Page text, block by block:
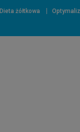
Dieta żółtkowa